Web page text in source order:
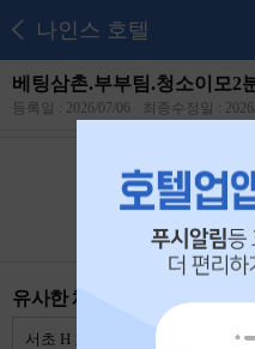
나인스 호텔
베팅삼촌.부부팀.청소이모2
등록일 : 2026/07/06 최종수정일 :
본 공고는2026년 07
유사한 채용 리스트
서초 H 호텔